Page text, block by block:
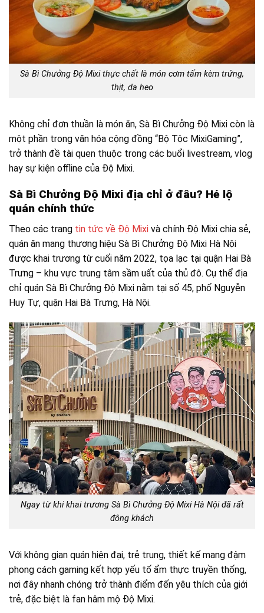
Sà Bì Chưởng Độ Mixi thực chất là món cơm tấm kèm trứng,
thịt, da heo
Không chỉ đơn thuần là món ăn, Sà Bì Chưởng Độ Mixi còn là
một phần trong văn hóa cộng đồng “Bộ Tộc MixiGaming”,
trở thành đề tài quen thuộc trong các buổi livestream, vlog
hay sự kiện offline của Độ Mixi.
Sà Bì Chưởng Độ Mixi địa chỉ ở đâu? Hé lộ
quán chính thức
Theo các trang tin tức về Độ Mixi và chính Độ Mixi chia sẻ,
quán ăn mang thương hiệu Sà Bì Chưởng Độ Mixi Hà Nội
được khai trương từ cuối năm 2022, tọa lạc tại quận Hai Bà
Trưng – khu vực trung tâm sầm uất của thủ đô. Cụ thể địa
chỉ quán Sà Bì Chưởng Độ Mixi nằm tại số 45, phố Nguyễn
Huy Tự, quận Hai Bà Trưng, Hà Nội.
Ngay từ khi khai trương Sà Bì Chưởng Độ Mixi Hà Nội đã rất
đông khách
Với không gian quán hiện đại, trẻ trung, thiết kế mang đậm
phong cách gaming kết hợp yếu tố ẩm thực truyền thống,
nơi đây nhanh chóng trở thành điểm đến yêu thích của giới
trẻ, đặc biệt là fan hâm mộ Độ Mixi.